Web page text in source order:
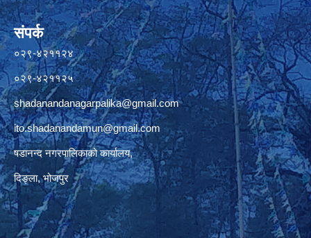
संपर्क
०२९-४२११२४
०२९-४२११२५
shadanandanagarpalika@gmail.com
ito.shadanandamun@gmail.com
षडानन्द नगरपालिकाको कार्यालय,
दिङ्ला, भोजपुर